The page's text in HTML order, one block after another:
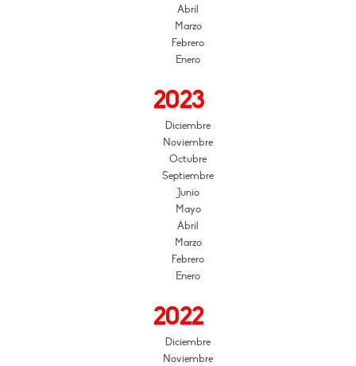
Abril
Marzo
Febrero
Enero
2023
Diciembre
Noviembre
Octubre
Septiembre
Junio
Mayo
Abril
Marzo
Febrero
Enero
2022
Diciembre
Noviembre